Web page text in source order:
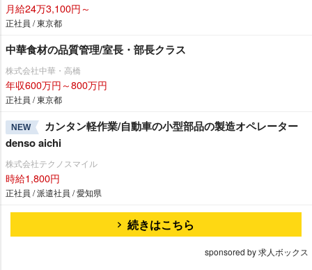
月給24万3,100円～
正社員 / 東京都
中華食材の品質管理/室長・部長クラス
株式会社中華・高橋
年収600万円～800万円
正社員 / 東京都
NEW
カンタン軽作業/自動車の小型部品の製造オペレーター
denso aichi
株式会社テクノスマイル
時給1,800円
正社員 / 派遣社員 / 愛知県
続きはこちら
sponsored by 求人ボックス